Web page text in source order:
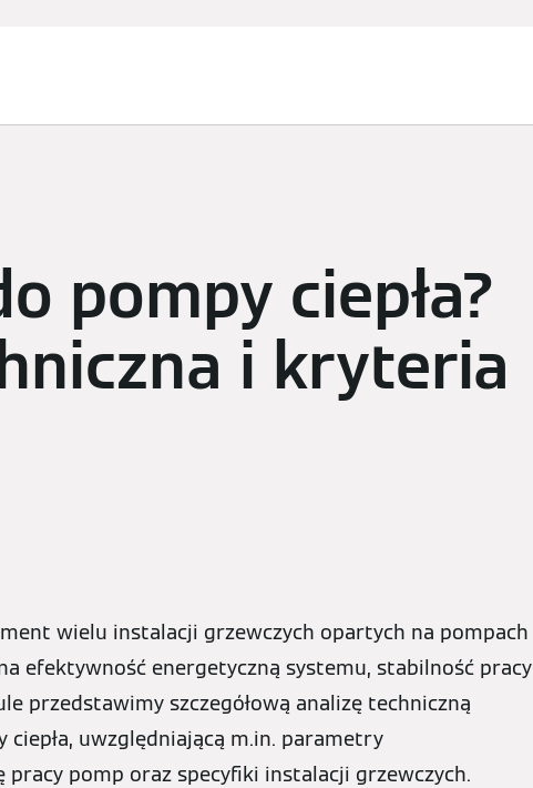
pompy ciepła?
i kryteria
wielu instalacji grzewczych opartych na pompach
efektywność energetyczną systemu, stabilność pracy
przedstawimy szczegółową analizę techniczną
uwzględniającą m.in. parametry
pomp oraz specyfiki instalacji grzewczych.